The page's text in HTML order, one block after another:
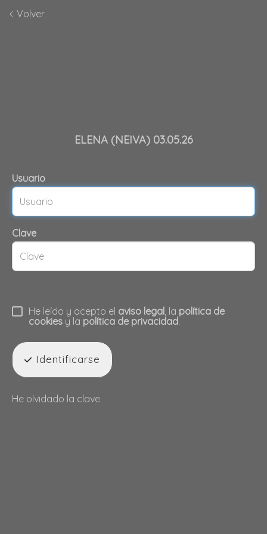
Volver
ELENA (NEIVA) 03.05.26
Usuario
Clave
He leído y acepto el aviso legal , la política de
cookies y la política de privacidad.
Identificarse
He olvidado la clave